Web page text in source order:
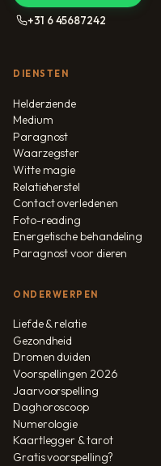
+31 6 45687242
DIENSTEN
Helderziende
Medium
Paragnost
Waarzegster
Witte magie
Relatieherstel
Contact overledenen
Foto-reading
Energetische behandeling
Paragnost voor dieren
ONDERWERPEN
Liefde & relatie
Gezondheid
Dromen duiden
Voorspellingen 2026
Jaarvoorspelling
Daghoroscoop
Numerologie
Kaartlegger & tarot
Gratis voorspelling?